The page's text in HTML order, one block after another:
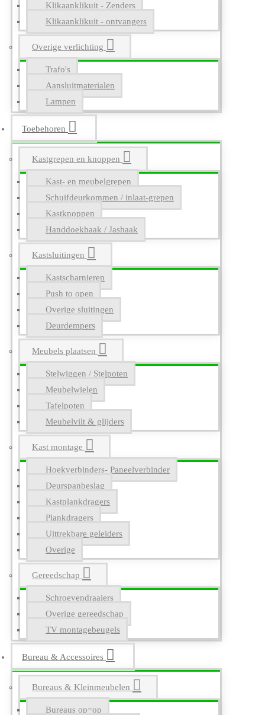
Klikaanklikuit - Zenders
Klikaanklikuit - ontvangers
Overige verlichting
Trafo's
Aansluitmaterialen
Lampen
Toebehoren
Kastgrepen en knoppen
Kast- en meubelgrepen
Schuifdeurkommen / inlaat-grepen
Kastknoppen
Handdoekhaak / Jashaak
Kastsluitingen
Kastscharnieren
Push to open
Overige sluitingen
Deurdempers
Meubels plaatsen
Stelwiggen / Stelpoten
Meubelwielen
Tafelpoten
Meubelvilt & glijders
Kast montage
Hoekverbinders- Paneelverbinder
Deurspanbeslag
Kastplankdragers
Plankdragers
Uittrekbare geleiders
Overige
Gereedschap
Schroevendraaiers
Overige gereedschap
TV montagebeugels
Bureau & Accessoires
Bureaus & Kleinmeubelen
Bureaus op=op